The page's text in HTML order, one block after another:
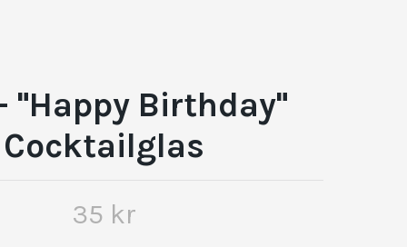
"Happy Birthday"
Cocktailglas
35 kr